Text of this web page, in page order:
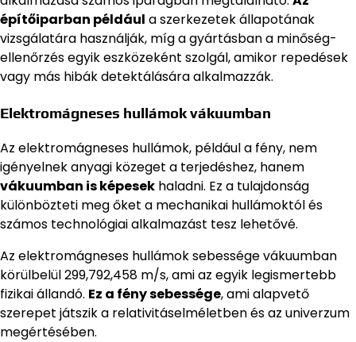
építőiparban például a szerkezetek állapotának
vizsgálatára használják, míg a gyártásban a minőség-
ellenőrzés egyik eszközeként szolgál, amikor repedések
vagy más hibák detektálására alkalmazzák.
Elektromágneses hullámok vákuumban
Az elektromágneses hullámok, például a fény, nem
igényelnek anyagi közeget a terjedéshez, hanem
vákuumban is képesek haladni. Ez a tulajdonság
különbözteti meg őket a mechanikai hullámoktól és
számos technológiai alkalmazást tesz lehetővé.
Az elektromágneses hullámok sebessége vákuumban
körülbelül 299,792,458 m/s, ami az egyik legismertebb
fizikai állandó. Ez a fény sebessége, ami alapvető
szerepet játszik a relativitáselméletben és az univerzum
megértésében.